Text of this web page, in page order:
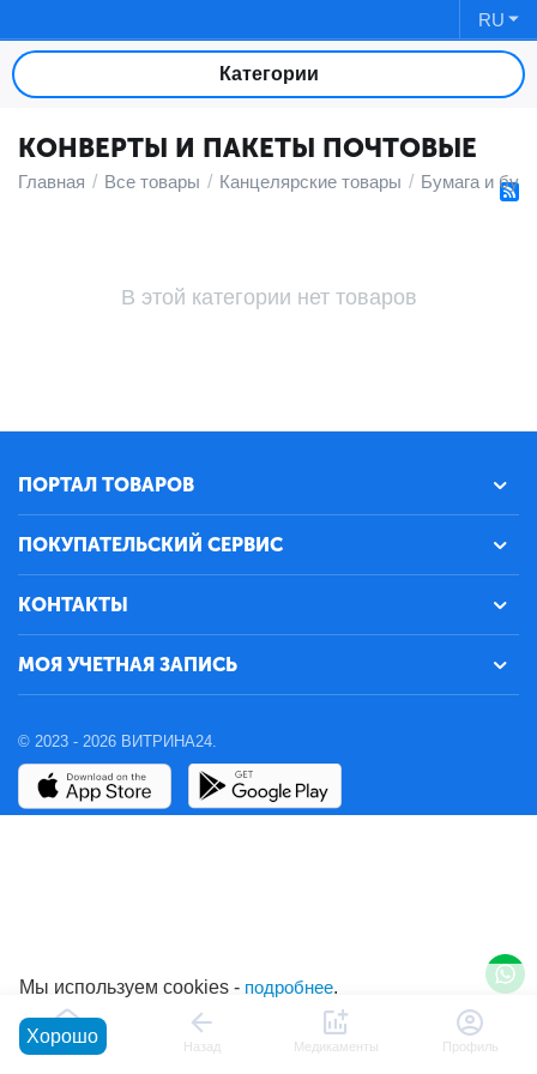
RU
Категории
КОНВЕРТЫ И ПАКЕТЫ ПОЧТОВЫЕ
Главная / Все товары / Канцелярские товары / Бумага и
В этой категории нет товаров
ПОРТАЛ ТОВАРОВ
ПОКУПАТЕЛЬСКИЙ СЕРВИС
КОНТАКТЫ
МОЯ УЧЕТНАЯ ЗАПИСЬ
© 2023 - 2026 ВИТРИНА24.
Главная Назад Медикаменты Профиль
Мы используем cookies - подробнее.
Хорошо